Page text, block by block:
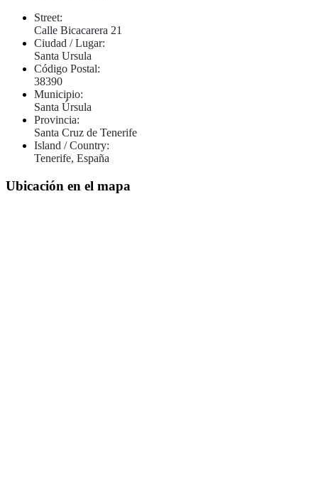
Street:
Calle Bicacarera 21
Ciudad / Lugar:
Santa Ursula
Código Postal:
38390
Municipio:
Santa Úrsula
Provincia:
Santa Cruz de Tenerife
Island / Country:
Tenerife, España
Ubicación en el mapa